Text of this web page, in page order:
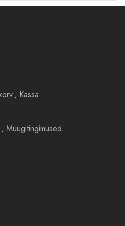
Kassa
Müügitingimused